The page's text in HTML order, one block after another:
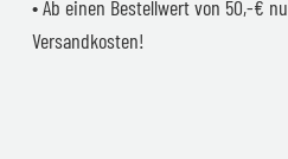
• Ab einen Bestellwert von 50,-€
Versandkosten!